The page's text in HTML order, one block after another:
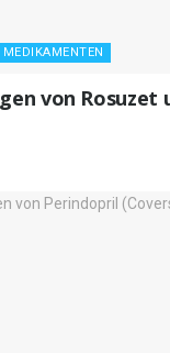
von Rosuzet